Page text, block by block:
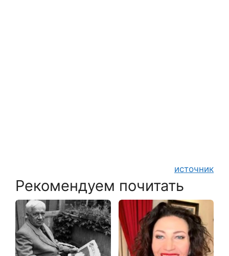
источник
Рекомендуем почитать